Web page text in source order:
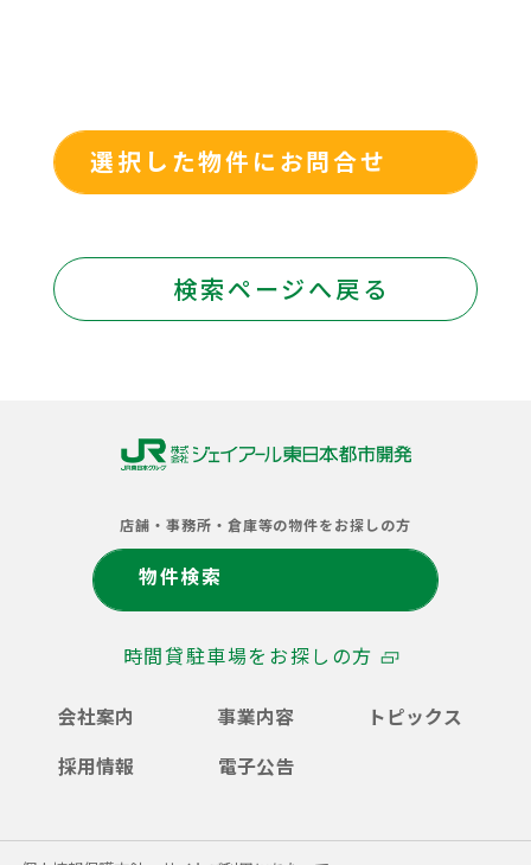
選択した物件にお問合せ
検索ページへ戻る
会
社
ェ
ア
ル
東
日
本
開
店舗・事務所・倉庫等の物件をお探しの方
物件検索
時間貸駐車場をお探しの方
会社案内 事業内容
トピックス
採用情報
電子公告